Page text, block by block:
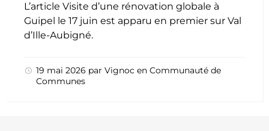
L’article Visite d’une rénovation globale à
Guipel le 17 juin est apparu en premier sur Val
d’Ille-Aubigné.
19 mai 2026 par Vignoc en Communauté de
Communes